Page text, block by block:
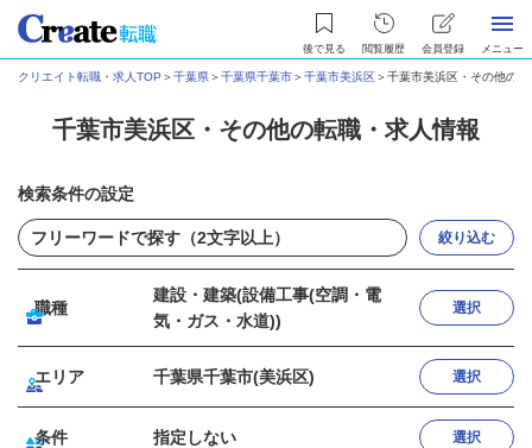
後で見る 閲覧履歴 会員登録 メニュー
クリエイト転職・求人TOP ＞千葉県＞千葉県千葉市＞千葉市美浜区＞千葉市美浜区・その他の
千葉市美浜区・その他の転職・求人情報
検索条件の設定
絞り込む
職種
建設・建築(設備工事(空調・電
気・ガス・水道))
選択
エリア 千葉県千葉市(美浜区) 選択
条件 指定しない 選択